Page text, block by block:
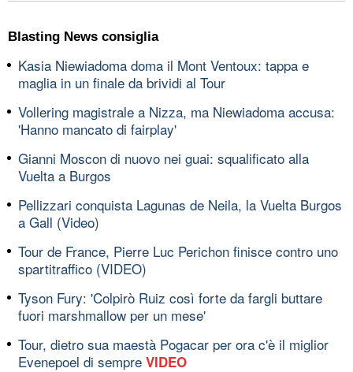
Blasting News consiglia
Kasia Niewiadoma doma il Mont Ventoux: tappa e
maglia in un finale da brividi al Tour
Vollering magistrale a Nizza, ma Niewiadoma accusa:
'Hanno mancato di fairplay'
Gianni Moscon di nuovo nei guai: squalificato alla
Vuelta a Burgos
Pellizzari conquista Lagunas de Neila, la Vuelta Burgos
a Gall (Video)
Tour de France, Pierre Luc Perichon finisce contro uno
spartitraffico (VIDEO)
Tyson Fury: 'Colpirò Ruiz così forte da fargli buttare
fuori marshmallow per un mese'
Tour, dietro sua maestà Pogacar per ora c'è il miglior
Evenepoel di sempre VIDEO